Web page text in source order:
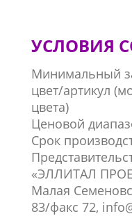
УСЛОВИЯ
Минимальный
цвет/артикул
цвета)
Ценовой
Срок
«ЭЛЛИТАЛ
Малая
83/факс 72,